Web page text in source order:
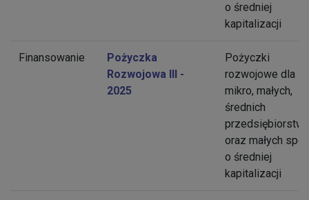
o średniej
kapitalizacji
Finansowanie
Pożyczka
Rozwojowa III -
2025
Pożyczki
rozwojowe dla
mikro, małych,
średnich
przedsiębiorstw
oraz małych
o średniej
kapitalizacji